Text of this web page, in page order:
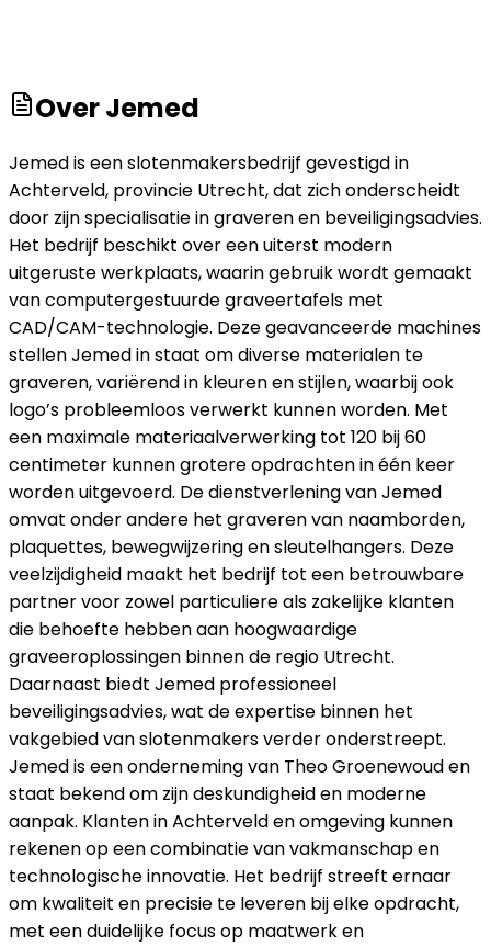
OverJemed
Jemed is een slotenmakersbedrijf gevestigd in
Achterveld, provincie Utrecht, dat zich onderscheidt
door zijn specialisatie in graveren en beveiligingsadvies.
Het bedrijf beschikt over een uiterst modern
uitgeruste werkplaats, waarin gebruik wordt gemaakt
van computergestuurde graveertafels met
CAD/CAM-technologie. Deze geavanceerde machines
stellen Jemed in staat om diverse materialen te
graveren, variërend in kleuren en stijlen, waarbij ook
logo’s probleemloos verwerkt kunnen worden. Met
een maximale materiaalverwerking tot 120 bij 60
centimeter kunnen grotere opdrachten in één keer
worden uitgevoerd. De dienstverlening van Jemed
omvat onder andere het graveren van naamborden,
plaquettes, bewegwijzering en sleutelhangers. Deze
veelzijdigheid maakt het bedrijf tot een betrouwbare
partner voor zowel particuliere als zakelijke klanten
die behoefte hebben aan hoogwaardige
graveeroplossingen binnen de regio Utrecht.
Daarnaast biedt Jemed professioneel
beveiligingsadvies, wat de expertise binnen het
vakgebied van slotenmakers verder onderstreept.
Jemed is een onderneming van Theo Groenewoud en
staat bekend om zijn deskundigheid en moderne
aanpak. Klanten in Achterveld en omgeving kunnen
rekenen op een combinatie van vakmanschap en
technologische innovatie. Het bedrijf streeft ernaar
om kwaliteit en precisie te leveren bij elke opdracht,
met een duidelijke focus op maatwerk en